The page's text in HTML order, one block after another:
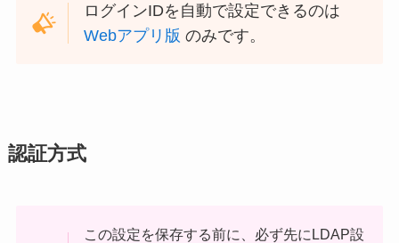
ログインIDを自動で設定できるのは
Webアプリ版 のみです。
認証方式
この設定を保存する前に、必ず先にLDAP設